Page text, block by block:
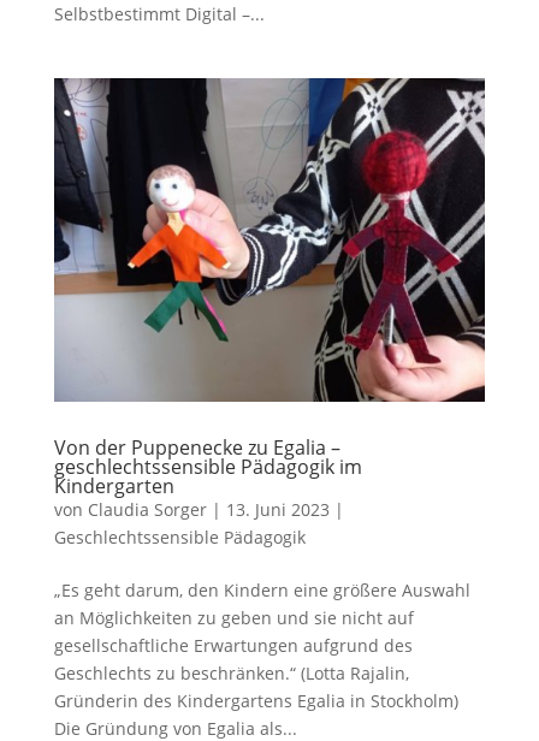
Selbstbestimmt Digital –...
Von der Puppenecke zu Egalia –
geschlechtssensible Pädagogik im
Kindergarten
von Claudia Sorger| 13. Juni 2023 |
Geschlechtssensible Pädagogik
„Es geht darum, den Kindern eine größere Auswahl
an Möglichkeiten zu geben und sie nicht auf
gesellschaftliche Erwartungen aufgrund des
Geschlechts zu beschränken.“ (Lotta Rajalin,
Gründerin des Kindergartens Egalia in Stockholm)
Die Gründung von Egalia als...